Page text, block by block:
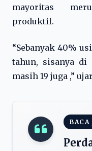
mayoritas
produktif.
“Sebanyak 40%
tahun, sisanya di
masih 19 juga ,”
BACA